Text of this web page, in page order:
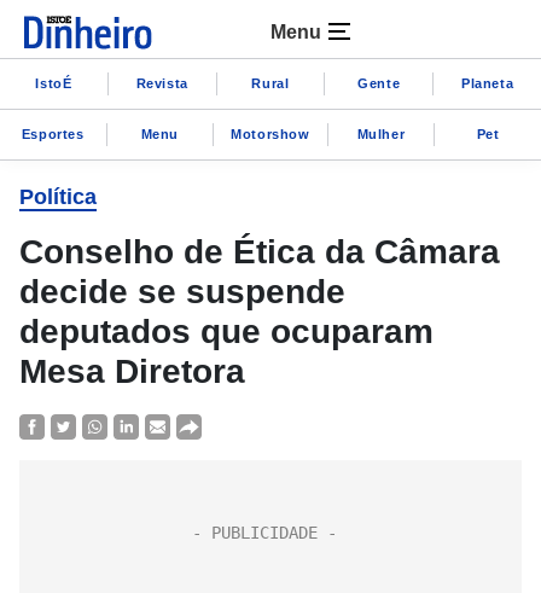
Menu
IstoÉ Revista Rural Gente Planeta
Esportes Menu Motorshow Mulher Pet
Política
Conselho de Ética da Câmara
decide se suspende
deputados que ocuparam
Mesa Diretora